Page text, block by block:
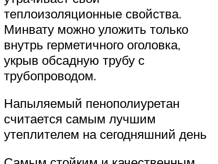
теплоизоляционные свойства.
Минвату можно уложить только
внутрь герметичного оголовка,
укрыв обсадную трубу с
трубопроводом.
Напыляемый пенополиуретан
считается самым лучшим
утеплителем на сегодняшний день